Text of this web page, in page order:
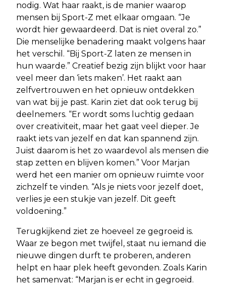
nodig. Wat haar raakt, is de manier waarop
mensen bij Sport-Z met elkaar omgaan. “Je
wordt hier gewaardeerd. Dat is niet overal zo.”
Die menselijke benadering maakt volgens haar
het verschil. “Bij Sport-Z laten ze mensen in
hun waarde.” Creatief bezig zijn blijkt voor haar
veel meer dan ‘iets maken’. Het raakt aan
zelfvertrouwen en het opnieuw ontdekken
van wat bij je past. Karin ziet dat ook terug bij
deelnemers. “Er wordt soms luchtig gedaan
over creativiteit, maar het gaat veel dieper. Je
raakt iets van jezelf en dat kan spannend zijn.
Juist daarom is het zo waardevol als mensen die
stap zetten en blijven komen.” Voor Marjan
werd het een manier om opnieuw ruimte voor
zichzelf te vinden. “Als je niets voor jezelf doet,
verlies je een stukje van jezelf. Dit geeft
voldoening.”
Terugkijkend ziet ze hoeveel ze gegroeid is.
Waar ze begon met twijfel, staat nu iemand die
nieuwe dingen durft te proberen, anderen
helpt en haar plek heeft gevonden. Zoals Karin
het samenvat: “Marjan is er echt in gegroeid.